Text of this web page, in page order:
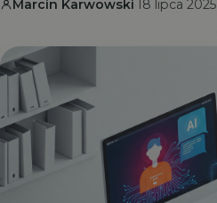
Marcin Karwowski 18 lipca 2025